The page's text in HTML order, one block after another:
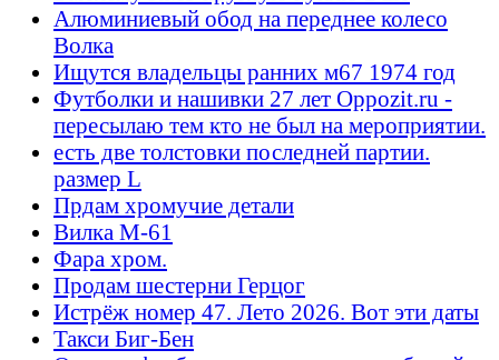
Алюминиевый обод на переднее колесо
Волка
Ищутся владельцы ранних м67 1974 год
Футболки и нашивки 27 лет Oppozit.ru -
пересылаю тем кто не был на мероприятии.
есть две толстовки последней партии.
размер L
Прдам хромучие детали
Вилка М-61
Фара хром.
Продам шестерни Герцог
Истрёж номер 47. Лето 2026. Вот эти даты
Такси Биг-Бен